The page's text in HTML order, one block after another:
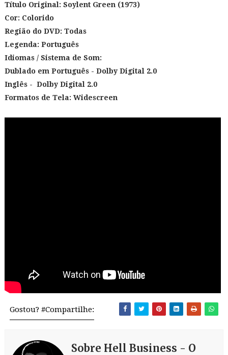
Título Original: Soylent Green (1973)
Cor: Colorido
Região do DVD: Todas
Legenda: Português
Idiomas / Sistema de Som:
Dublado em Português - Dolby Digital 2.0
Inglês - Dolby Digital 2.0
Formatos de Tela: Widescreen
Gostou? #Compartilhe:
Sobre Hell Business - O